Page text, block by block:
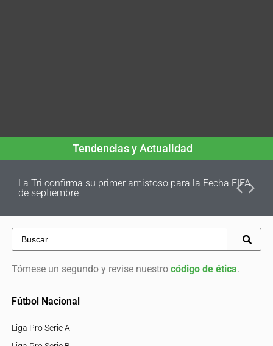
Tendencias y Actualidad
La Tri confirma su primer amistoso para la Fecha FIFA
de septiembre
Tómese un segundo y revise nuestro código de ética.
Fútbol Nacional
Liga Pro Serie A